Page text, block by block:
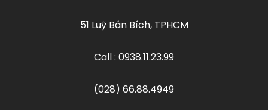
51 Luỹ Bán Bích, TPHCM
Call : 0938.11.23.99
(028) 66.88.4949